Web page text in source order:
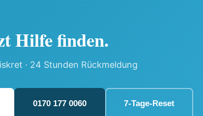
Hilfe finden.
· 24 Stunden Rückmeldung
0170 177 0060 7-Tage-Reset